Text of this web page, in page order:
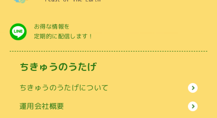
お得な情報を
定期的に配信します！
ちきゅうのうたげ
ちきゅうのうたげについて
運用会社概要